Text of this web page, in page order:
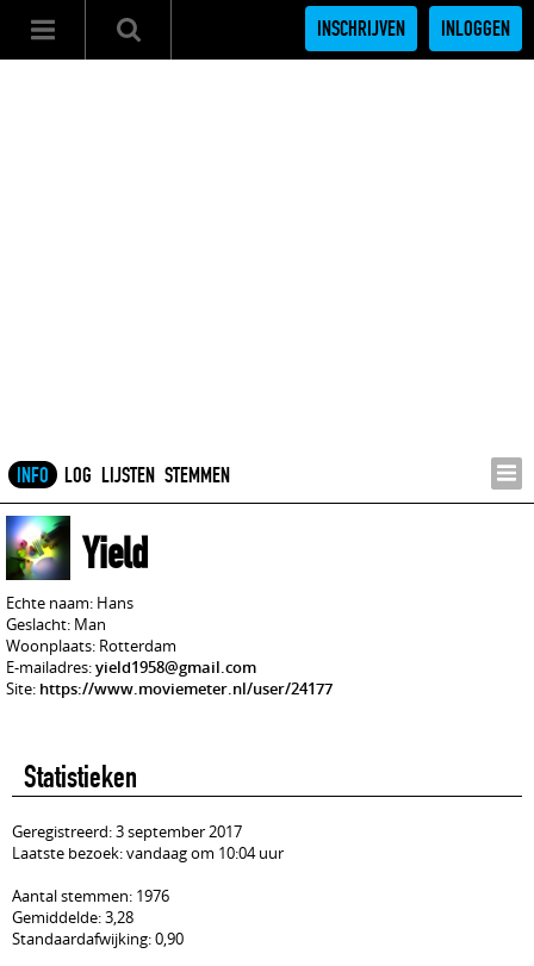
INSCHRIJVEN INLOGGEN
INFO LOG LIJSTEN STEMMEN
Yield
Echte naam: Hans
Geslacht: Man
Woonplaats: Rotterdam
E-mailadres:yield1958@gmail.com
Site: https://www.moviemeter.nl/user/24177
Statistieken
Geregistreerd: 3 september 2017
Laatste bezoek: vandaag om 10:04 uur
Aantal stemmen: 1976
Gemiddelde: 3,28
Standaardafwijking: 0,90